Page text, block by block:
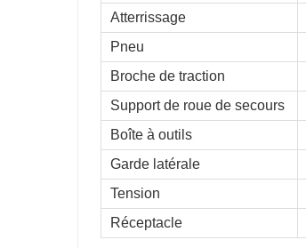
Atterrissage
Pneu
Broche de traction
Support de roue de secours
Boîte à outils
Garde latérale
Tension
Réceptacle